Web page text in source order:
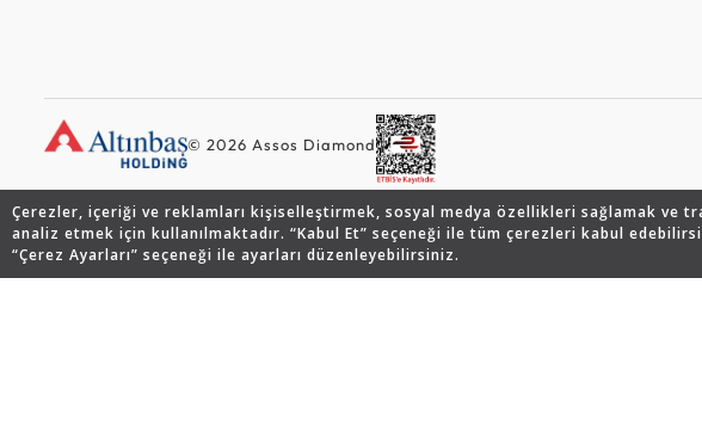
Çerezler, içeriği ve reklamları kişiselleştirmek, sosyal medya özellikleri sağlamak ve
analiz etmek için kullanılmaktadır. “Kabul Et” seçeneği ile tüm çerezleri kabul
“Çerez Ayarları” seçeneği ile ayarları düzenleyebilirsiniz.
© 2026 Assos Diamond
Copyright © 2026